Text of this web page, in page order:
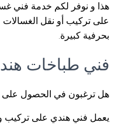
هذا و نوفر لكم خدمة فني
على تركيب أو نقل الغسالات
بحرفية كبيرة.
فني طباخات
هل ترغبون في الحصول على
يعمل فني هندي على تركيب